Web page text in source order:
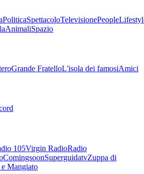
PoliticaSpettacoloTelevisionePeople
AnimaliSpazio
Grande FratelloL'isola dei famosiAmici
105Virgin RadioRadio
ComingsoonSuperguidatvZuppa di
Mangiato